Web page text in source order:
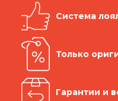
Система
Только
Гарантии и